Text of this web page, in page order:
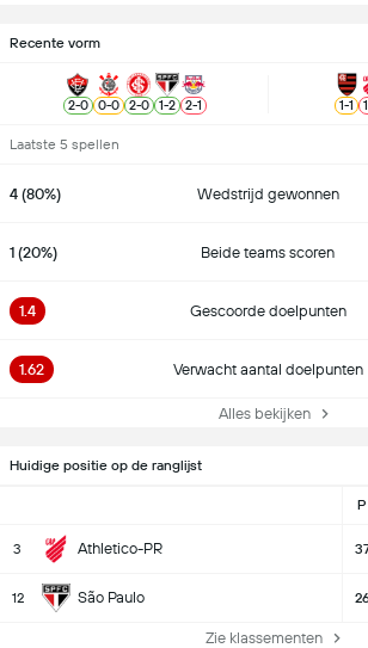
Recente vorm
2-0 0-0 2-0 1-2 2-1 1-1 1
Laatste 5 spellen
4 (80%) Wedstrijd gewonnen
1 (20%) Beide teams scoren
1.4 Gescoorde doelpunten
1.62 Verwacht aantal doelpunten
Alles bekijken
Huidige positie op de ranglijst
P
3 Athletico-PR
12 São Paulo
Zie klassementen